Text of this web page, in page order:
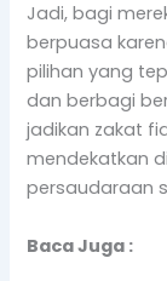
Jadi, bagi
berpuasa
pilihan yang
dan berbagi
jadikan zakat
mendekatkan
persaudaraan
Baca Juga :